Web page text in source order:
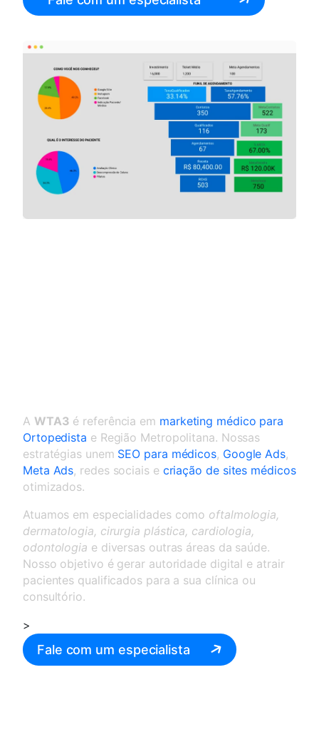
A WTA3 é referência em marketing médico para
Ortopedista e Região Metropolitana. Nossas
estratégias unem SEO para médicos, Google Ads,
Meta Ads, redes sociais e criação de sites médicos
otimizados.
Atuamos em especialidades como oftalmologia,
dermatologia, cirurgia plástica, cardiologia,
odontologia e diversas outras áreas da saúde.
Nosso objetivo é gerar autoridade digital e atrair
pacientes qualificados para a sua clínica ou
consultório.
>
Fale com um especialista